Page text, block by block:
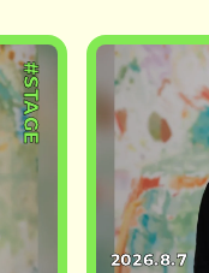
#STAGE
2026.8.7